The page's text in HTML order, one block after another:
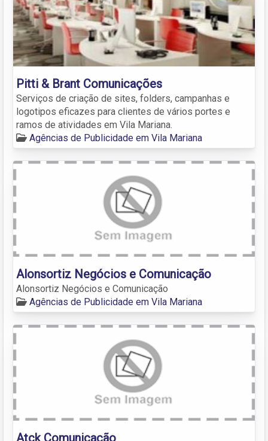
Pitti & Brant Comunicações
Serviços de criação de sites, folders, campanhas e
logotipos eficazes para clientes de vários portes e
ramos de atividades em Vila Mariana.
Agências de Publicidade em Vila Mariana
Alonsortiz Negócios e Comunicação
Alonsortiz Negócios e Comunicação
Agências de Publicidade em Vila Mariana
Atck Comunicação